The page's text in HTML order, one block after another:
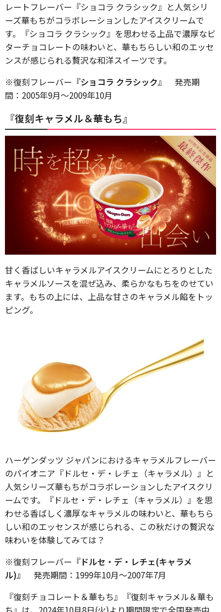
レートフレーバー『ショコラ クラシック』と人気シリ
ーズ華もちがコラボレーションしたアイスクリームで
す。『ショコラ クラシック』を思わせる上品で濃厚なビ
ターチョコレートの味わいと、華もちらしい和のエッセ
ンスが感じられる贅沢な和洋スイーツです。
※復刻フレーバー 『ショコラ クラシック』
発売期
間：2005年9月～2009年10月
『復刻キャラメル＆華もち』
甘く香ばしいキャラメルアイスクリームにとろりとした
キャラメルソースを混ぜ込み、柔らかなもちをのせてい
ます。もちの上には、上品な甘さのキャラメル餡をトッ
ピング。
ハーゲンダッツ ジャパンにおけるキャラメルフレーバー
のパイオニア『ドルセ・デ・レチェ（キャラメル）』と
人気シリーズ華もちがコラボレーションしたアイスクリ
ームです。『ドルセ・デ・レチェ（キャラメル）』を思
わせる香ばしく濃厚なキャラメルの味わいと、華もちら
しい和のエッセンスが感じられる、この秋だけの贅沢な
味わいを体験してみては？
※復刻フレーバー 『ドルセ・デ・レチェ(キャラメ
ル)』
発売期間：1999年10月～2007年7月
『復刻チョコレート＆華もち』『復刻キャラメル＆華も